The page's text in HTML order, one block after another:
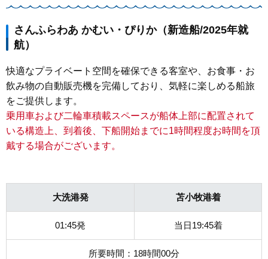
さんふらわあ かむい・ぴりか（新造船/2025年就
航）
快適なプライベート空間を確保できる客室や、お食事・お
飲み物の自動販売機を完備しており、気軽に楽しめる船旅
をご提供します。
乗用車および二輪車積載スペースが船体上部に配置されて
いる構造上、到着後、下船開始までに1時間程度お時間を頂
戴する場合がございます。
大洗港発 苫小牧港着
01:45発 当日19:45着
所要時間：18時間00分